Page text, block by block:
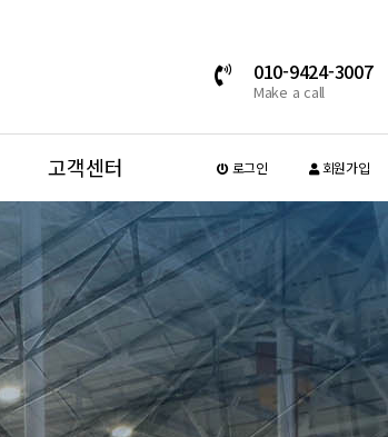
010-9424-3007
Make a call
고객센터 로그인 회원가입